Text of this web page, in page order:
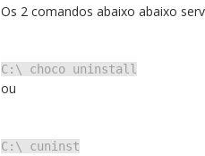
Os 2 comandos abaixo abaixo
C:\ choco uninstall
ou
C:\ cuninst